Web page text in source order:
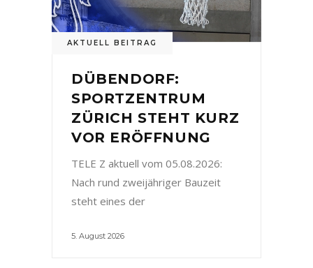
AKTUELL BEITRAG
DÜBENDORF:
SPORTZENTRUM
ZÜRICH STEHT KURZ
VOR ERÖFFNUNG
TELE Z aktuell vom 05.08.2026:
Nach rund zweijähriger Bauzeit
steht eines der
5. August 2026